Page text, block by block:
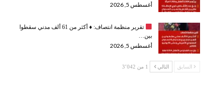
أغسطس 5, 2026
تقرير منظمة انتصاف: ♦️
أكثر من 61 ألف مدني سقطوا
بين…
أغسطس 5, 2026
السابق التالي 1 من 3٬042